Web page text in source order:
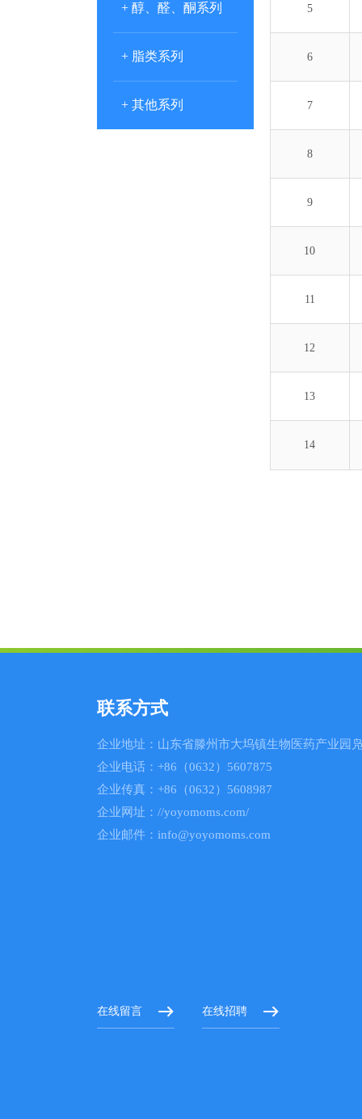
+ 醇、醛、酮系列
+ 脂类系列
+ 其他系列
5
6
7
8
9
10
11
12
13
14
联系方式
企业地址：山东省滕州市大坞镇生物医药产业园
企业电话：+86（0632）5607875
企业传真：+86（0632）5608987
企业网址：//yoyomoms.com/
企业邮件：info@yoyomoms.com
在线留言 在线招聘